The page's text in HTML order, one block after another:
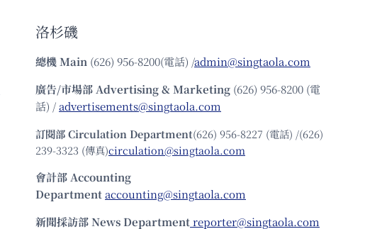
洛杉磯
總機Main (626) 956-8200(電話) /admin@singtaola.com
廣告/市場部Advertising & Marketing (626) 956-8200 (電
話) /advertisements@singtaola.com
訂閱部 Circulation Department(626) 956-8227 (電話) /(626)
239-3323 (傳真)circulation@singtaola.com
會計部 Accounting
Departmentaccounting@singtaola.com
新聞採訪部 News Departmentreporter@singtaola.com